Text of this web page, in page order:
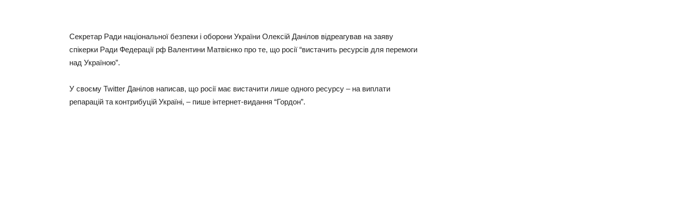
Секретар Ради національної безпеки і оборони України Олексій Данілов відреагував на заяву
спікерки Ради Федерації рф Валентини Матвієнко про те, що росії “вистачить ресурсів для перемоги
над Україною”.
У своєму Twitter Данілов написав, що росії має вистачити лише одного ресурсу – на виплати
репарацій та контрибуцій Україні, – пише інтернет-видання “Гордон”.